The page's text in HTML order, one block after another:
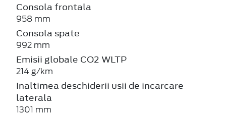
Consola frontala
958 mm
Consola spate
992 mm
Emisii globale CO2 WLTP
214 g/km
Inaltimea deschiderii usii de incarcare
laterala
1301 mm